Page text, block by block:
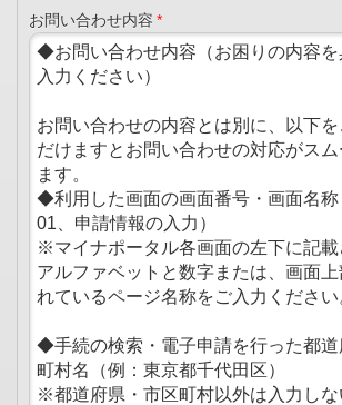
お問い合わせ内容 *